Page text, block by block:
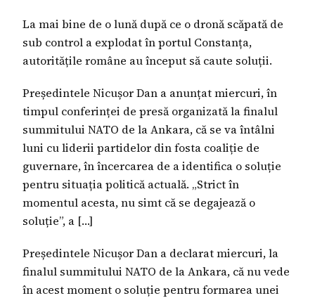
La mai bine de o lună după ce o dronă scăpată de
sub control a explodat în portul Constanța,
autoritățile române au început să caute soluții.
Președintele Nicușor Dan a anunțat miercuri, în
timpul conferinței de presă organizată la finalul
summitului NATO de la Ankara, că se va întâlni
luni cu liderii partidelor din fosta coaliție de
guvernare, în încercarea de a identifica o soluție
pentru situația politică actuală. „Strict în
momentul acesta, nu simt că se degajează o
soluție”, a […]
Președintele Nicușor Dan a declarat miercuri, la
finalul summitului NATO de la Ankara, că nu vede
în acest moment o soluție pentru formarea unei